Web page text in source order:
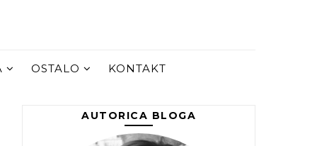
OSTALO KONTAKT
AUTORICA BLOGA